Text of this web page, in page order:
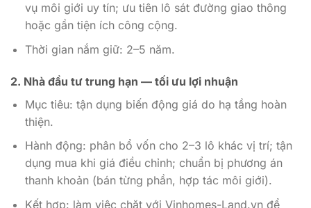
vụ môi giới uy tín; ưu tiên lô sát đường giao thông
hoặc gần tiện ích công cộng.
Thời gian nắm giữ: 2–5 năm.
2. Nhà đầu tư trung hạn — tối ưu lợi nhuận
Mục tiêu: tận dụng biến động giá do hạ tầng hoàn
thiện.
Hành động: phân bổ vốn cho 2–3 lô khác vị trí; tận
dụng mua khi giá điều chỉnh; chuẩn bị phương án
thanh khoản (bán từng phần, hợp tác môi giới).
Kết hợp: làm việc chặt với Vinhomes-Land.vn để